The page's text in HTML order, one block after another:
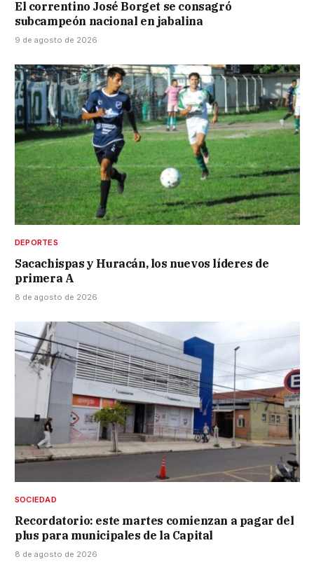
El correntino José Borget se consagró
subcampeón nacional en jabalina
9 de agosto de 2026
DEPORTES
Sacachispas y Huracán, los nuevos líderes de
primera A
8 de agosto de 2026
SOCIEDAD
Recordatorio: este martes comienzan a pagar del
plus para municipales de la Capital
8 de agosto de 2026